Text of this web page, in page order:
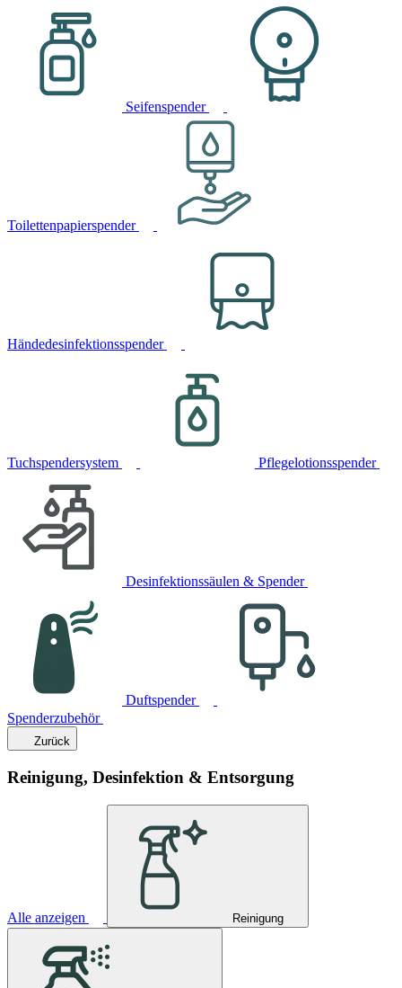
Seifenspender
Toilettenpapierspender
Händedesinfektionsspender
Tuchspendersystem Pflegelotionsspender
Desinfektionssäulen & Spender
Duftspender
Spenderzubehör
Zurück
Reinigung, Desinfektion & Entsorgung
Alle anzeigen Reinigung